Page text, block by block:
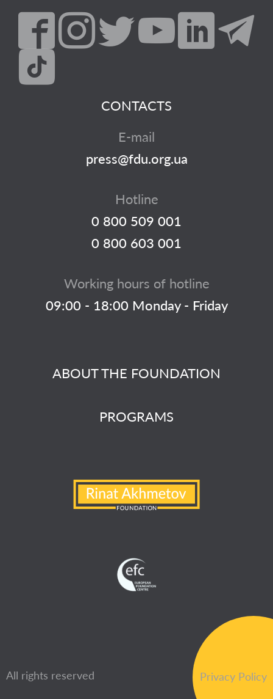
ABOUT THE FOUNDATION
PROGRAMS
CONTACTS
E-mail
press@fdu.org.ua
Hotline
0 800 509 001
0 800 603 001
Working hours of hotline
09:00 - 18:00 Monday - Friday
All rights reserved Privacy Policy